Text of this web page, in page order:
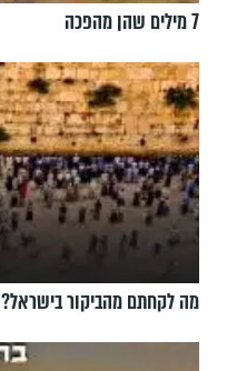
7 מילים שהן מהפכה
מה לקחתם מהביקור בישראל?